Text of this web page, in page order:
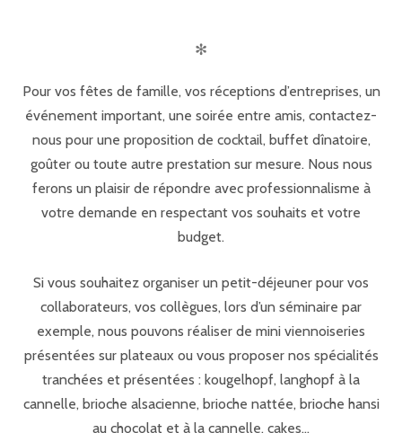
✻
Pour vos fêtes de famille, vos réceptions d’entreprises, un
événement important, une soirée entre amis, contactez-
nous pour une proposition de cocktail, buffet dînatoire,
goûter ou toute autre prestation sur mesure. Nous nous
ferons un plaisir de répondre avec professionnalisme à
votre demande en respectant vos souhaits et votre
budget.
Si vous souhaitez organiser un petit-déjeuner pour vos
collaborateurs, vos collègues, lors d’un séminaire par
exemple, nous pouvons réaliser de mini viennoiseries
présentées sur plateaux ou vous proposer nos spécialités
tranchées et présentées : kougelhopf, langhopf à la
cannelle, brioche alsacienne, brioche nattée, brioche hansi
au chocolat et à la cannelle, cakes…